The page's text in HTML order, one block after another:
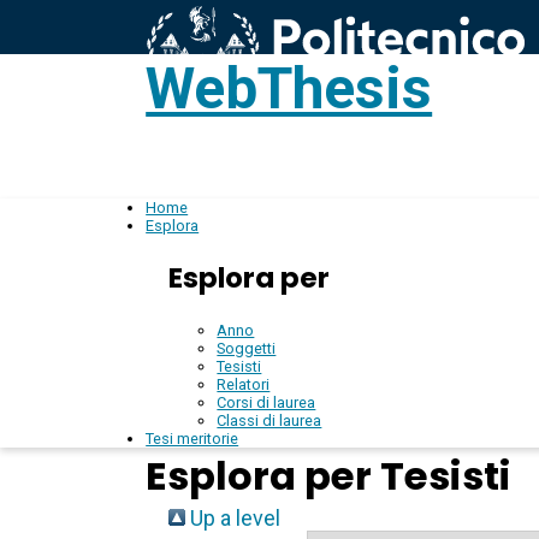
WebThesis
Home
Esplora
Esplora per
Anno
Soggetti
Tesisti
Relatori
Corsi di laurea
Classi di laurea
Tesi meritorie
Esplora per Tesisti
Up a level